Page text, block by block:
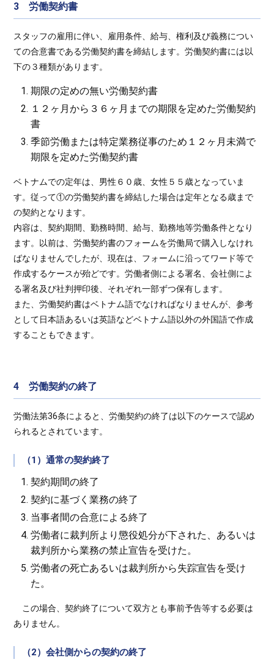
3 労働契約書
スタッフの雇用に伴い、雇用条件、給与、権利及び義務につい
ての合意書である労働契約書を締結します。労働契約書には以
下の３種類があります。
期限の定めの無い労働契約書
１２ヶ月から３６ヶ月までの期限を定めた労働契約
書
季節労働または特定業務従事のため１２ヶ月未満で
期限を定めた労働契約書
ベトナムでの定年は、男性６０歳、女性５５歳となっていま
す。従って①の労働契約書を締結した場合は定年となる歳まで
の契約となります。
内容は、契約期間、勤務時間、給与、勤務地等労働条件となり
ます。以前は、労働契約書のフォームを労働局で購入しなけれ
ばなりませんでしたが、現在は、フォームに沿ってワード等で
作成するケースが殆どです。労働者側による署名、会社側によ
る署名及び社判押印後、それぞれ一部ずつ保有します。
また、労働契約書はベトナム語でなければなりませんが、参考
として日本語あるいは英語などベトナム語以外の外国語で作成
することもできます。
4 労働契約の終了
労働法第36条によると、労働契約の終了は以下のケースで認め
られるとされています。
（1）通常の契約終了
契約期間の終了
契約に基づく業務の終了
当事者間の合意による終了
労働者に裁判所より懲役処分が下された、あるいは
裁判所から業務の禁止宣告を受けた。
労働者の死亡あるいは裁判所から失踪宣告を受け
た。
この場合、契約終了について双方とも事前予告等する必要は
ありません。
（2）会社側からの契約の終了